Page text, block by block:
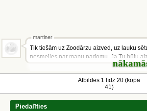
martiner
Tik tiešām uz Zoodārzu aizved, uz lauku
nesmejies par manu padomu. Ja Tu būtu
Atbildes 1 līdz 20 (kopā
41)
Piedalīties